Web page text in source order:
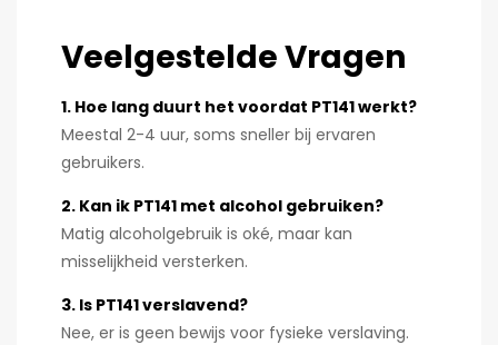
Veelgestelde Vragen
1. Hoe lang duurt het voordat PT141 werkt?
Meestal 2-4 uur, soms sneller bij ervaren
gebruikers.
2. Kan ik PT141 met alcohol gebruiken?
Matig alcoholgebruik is oké, maar kan
misselijkheid versterken.
3. Is PT141 verslavend?
Nee, er is geen bewijs voor fysieke verslaving.